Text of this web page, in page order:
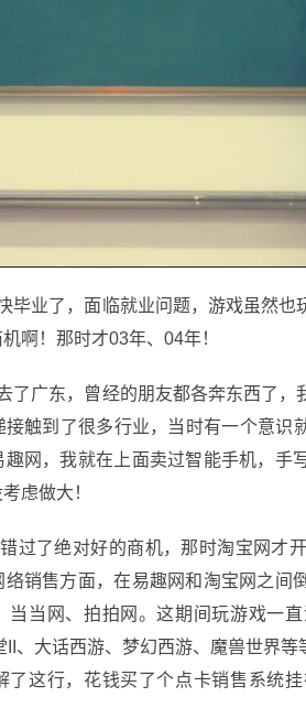
业了，面临就业问题，游戏虽然也
啊！那时才03年、04年！
广东，曾经的朋友都各奔东西了，
触到了很多行业，当时有一个意识
网，我就在上面卖过智能手机，手
虑做大！
了绝对好的商机，那时淘宝网才
络销售方面，在易趣网和淘宝网之
当当网、拍拍网。这期间玩游戏一
II、大话西游、梦幻西游、魔兽世界
了这行，花钱买了个点卡销售系统